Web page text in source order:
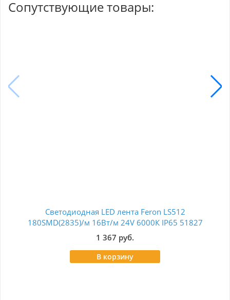
Сопутствующие товары:
Светодиодная LED лента Feron LS512
180SMD(2835)/м 16Вт/м 24V 6000К IP65 51827
1 367 руб.
В корзину